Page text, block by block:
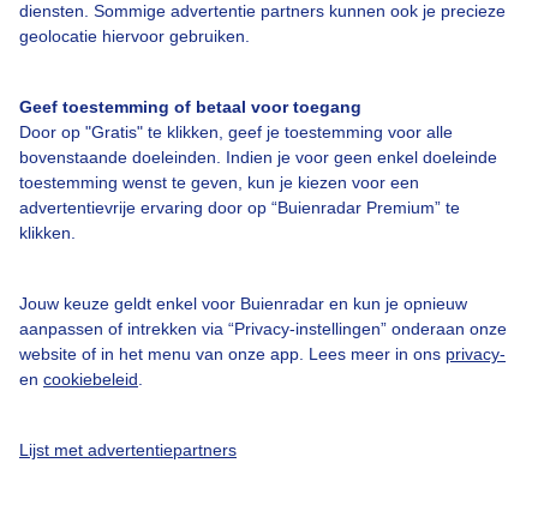
diensten. Sommige advertentie partners kunnen ook je precieze
geolocatie hiervoor gebruiken.
Geef toestemming of betaal voor toegang
Door op "Gratis" te klikken, geef je toestemming voor alle
bovenstaande doeleinden. Indien je voor geen enkel doeleinde
toestemming wenst te geven, kun je kiezen voor een
advertentievrije ervaring door op “Buienradar Premium” te
klikken.
Jouw keuze geldt enkel voor Buienradar en kun je opnieuw
aanpassen of intrekken via “Privacy-instellingen” onderaan onze
website of in het menu van onze app. Lees meer in ons privacy-
en cookiebeleid
Lijst met advertentiepartners
Contact
Toegankelijkheid
Gebruikersvoorwaarden
Buienradar Team
Privacy beleid
Cookie beleid
Gratis weerdata